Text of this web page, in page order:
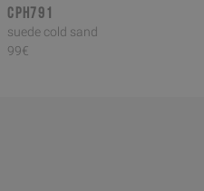
CPH791
suede cold sand
99€